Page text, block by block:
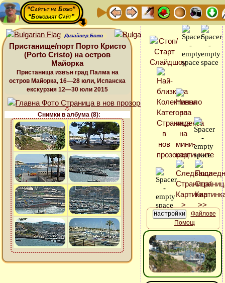
“Сайтът на Божо”
“Божовият Сайт”
Дизайнер Божо
Пристанище/порт Порто Кристо
(Porto Cristo) на остров
Майорка
Пристанища извън град Палма на
остров Майорка, 16—28 юли, Испанска
екскурзия 12—30 юли 2015
Снимки в албума (8):
Файлове
Помощ